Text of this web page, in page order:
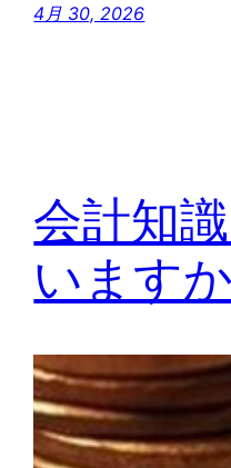
4月 30, 2026
会計知
います